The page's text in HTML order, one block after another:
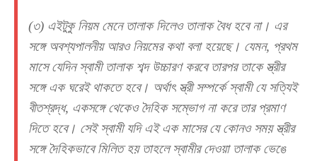
(৩) এইটুকু নিয়ম মেনে তালাক দিলেও তালাক বৈধ হবে না। এর
সঙ্গে অবশ্যপালনীয় আরও নিয়মের কথা বলা হয়েছে। যেমন, প্রথম
মাসে যেদিন স্বামী তালাক শব্দ উচ্চারণ করবে তারপর তাকে স্ত্রীর
সঙ্গে এক ঘরেই থাকতে হবে। অর্থাৎ স্ত্রী সম্পর্কে স্বামী যে সত্যিই
বীতশ্রদ্ধ, একসঙ্গে থেকেও দৈহিক সম্ভোগ না করে তার প্রমাণ
দিতে হবে। সেই স্বামী যদি এই এক মাসের যে কোনও সময় স্ত্রীর
সঙ্গে দৈহিকভাবে মিলিত হয় তাহলে স্বামীর দেওয়া তালাক ভেঙে